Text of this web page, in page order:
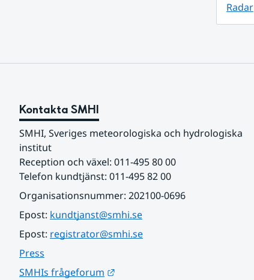
Radar
Kontakta SMHI
SMHI, Sveriges meteorologiska och hydrologiska
institut
Reception och växel: 011-495 80 00
Telefon kundtjänst: 011-495 82 00
Organisationsnummer: 202100-0696
Epost: kundtjanst@smhi.se
Epost: registrator@smhi.se
Press
SMHIs frågeforum